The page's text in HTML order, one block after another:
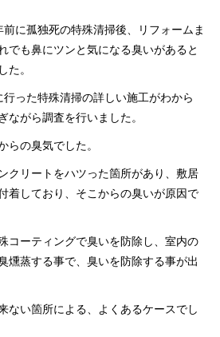
に孤独死の特殊清掃後、リフォームま
でも鼻にツンと気になる臭いがあると
た。
った特殊清掃の詳しい施工がわから
ながら調査を行いました。
らの臭気でした。
クリートをハツった箇所があり、敷居
着しており、そこからの臭いが原因で
コーティングで臭いを防除し、室内の
燻蒸する事で、臭いを防除する事が出
ない箇所による、よくあるケースでし